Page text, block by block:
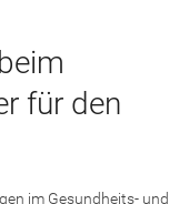
für den
im Gesundheits- und